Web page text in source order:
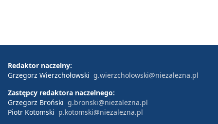
Redaktor naczelny:
Grzegorz Wierzchołowski g.wierzcholowski@niezalezna.pl
Zastępcy redaktora naczelnego:
Grzegorz Broński g.bronski@niezalezna.pl
Piotr Kotomski p.kotomski@niezalezna.pl